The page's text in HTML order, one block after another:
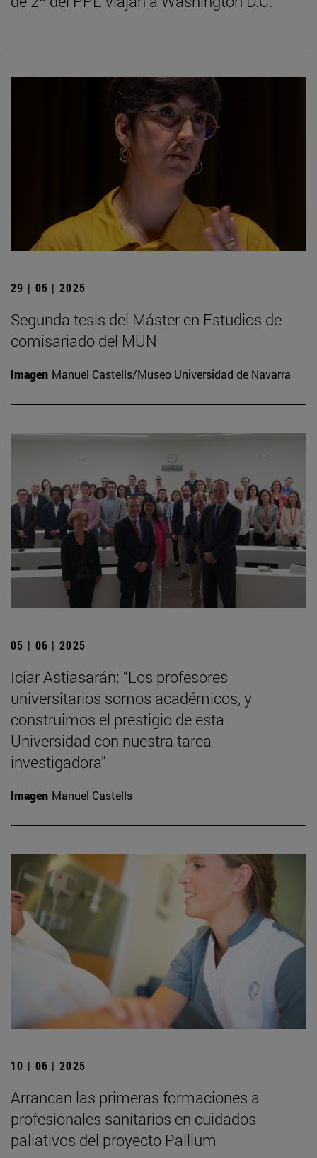
29 | 05 | 2025
Segunda tesis del Máster en Estudios de
comisariado del MUN
Imagen Manuel Castells/Museo Universidad de Navarra
05 | 06 | 2025
Icíar Astiasarán: “Los profesores
universitarios somos académicos, y
construimos el prestigio de esta
Universidad con nuestra tarea
investigadora”
Imagen Manuel Castells
10 | 06 | 2025
Arrancan las primeras formaciones a
profesionales sanitarios en cuidados
paliativos del proyecto Pallium